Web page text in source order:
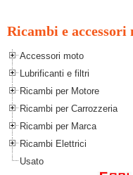
Ricambi e accessori
Accessori moto
Lubrificanti e filtri
Ricambi per Motore
Ricambi per Carrozzeria
Ricambi per Marca
Ricambi Elettrici
Usato